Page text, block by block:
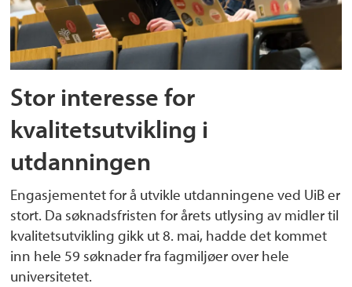
Stor interesse for
kvalitetsutvikling i
utdanningen
Engasjementet for å utvikle utdanningene ved UiB er
stort. Da søknadsfristen for årets utlysing av midler til
kvalitetsutvikling gikk ut 8. mai, hadde det kommet
inn hele 59 søknader fra fagmiljøer over hele
universitetet.